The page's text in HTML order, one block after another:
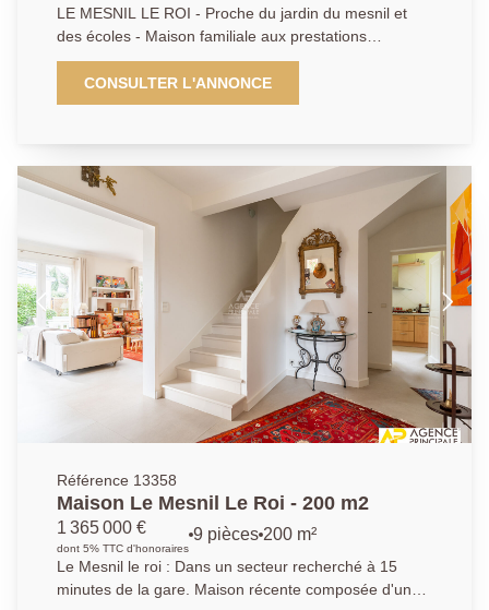
LE MESNIL LE ROI - Proche du jardin du mesnil et
des écoles - Maison familiale aux prestations
modernes - Séjour double - Cuisine ouverte et
entièrement équipée - 5 Chambres dont une suite
parentale avec dressing un bureau - 2 Salle de bains -
- AP 01.39.62.04.04
CONSULTER L'ANNONCE
Référence 13358
Maison Le Mesnil Le Roi - 200 m2
1 365 000 €
dont 5% TTC d'honoraires
9 pièces 200 m²
Le Mesnil le roi : Dans un secteur recherché à 15
minutes de la gare. Maison récente composée d'un